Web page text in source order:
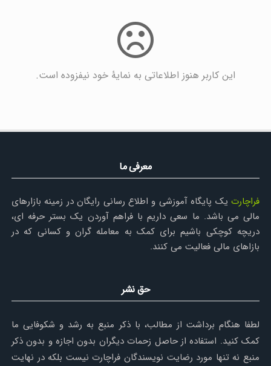
این کاربر هنوز اطلاعاتی به نمایۀ خود نیفزوده است.
معرفی ما
فراچارتیک پایگاه آموزشی و اطلاع رسانی رایگان در زمینه بازارهای
مالی می باشد. ما سعی داریم با فراهم آوردن یک بستر حرفه ای،
دریچه کوچکی باشیم برای کمک به معامله گران و کسانی که در
بازاهای مالی فعالیت می کنند.
حق نشر
لطفا هنگام برداشت از مطالب، با ذکر منبع به رشد و شکوفایی ما
کمک کنید. استفاده از حاصل زحمات دیگران بدون اجازه و بدون ذکر
منبع نه تنها مورد رضایت نویسندگان فراچارت نیست بلکه در نهایت